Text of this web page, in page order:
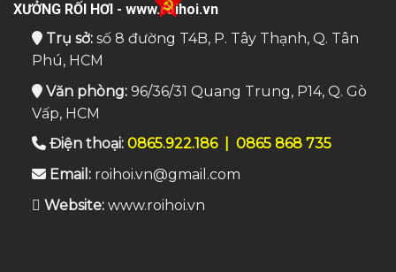
XƯỞNG RỐI HƠI - www.roihoi.vn
Trụ sở:số 8 đường T4B, P. Tây Thạnh, Q. Tân
Phú, HCM
Văn phòng:96/36/31 Quang Trung, P14, Q. Gò
Vấp, HCM
Điện thoại: 0865.922.186| 0865 868 735
Email:roihoi.vn@gmail.com
Website: www.roihoi.vn